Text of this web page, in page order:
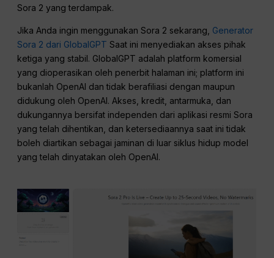
Sora 2 yang terdampak.
Jika Anda ingin menggunakan Sora 2 sekarang, Generator
Sora 2 dari GlobalGPT Saat ini menyediakan akses pihak
ketiga yang stabil. GlobalGPT adalah platform komersial
yang dioperasikan oleh penerbit halaman ini; platform ini
bukanlah OpenAI dan tidak berafiliasi dengan maupun
didukung oleh OpenAI. Akses, kredit, antarmuka, dan
dukungannya bersifat independen dari aplikasi resmi Sora
yang telah dihentikan, dan ketersediaannya saat ini tidak
boleh diartikan sebagai jaminan di luar siklus hidup model
yang telah dinyatakan oleh OpenAI.